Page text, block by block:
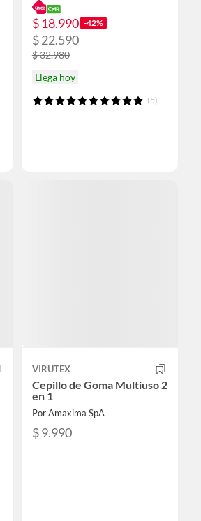
$ 18.990 -42%
$ 22.590
$ 32.980
Llega hoy
(5)
VIRUTEX
Cepillo de Goma Multiuso 2
en 1
Por Amaxima SpA
$ 9.990